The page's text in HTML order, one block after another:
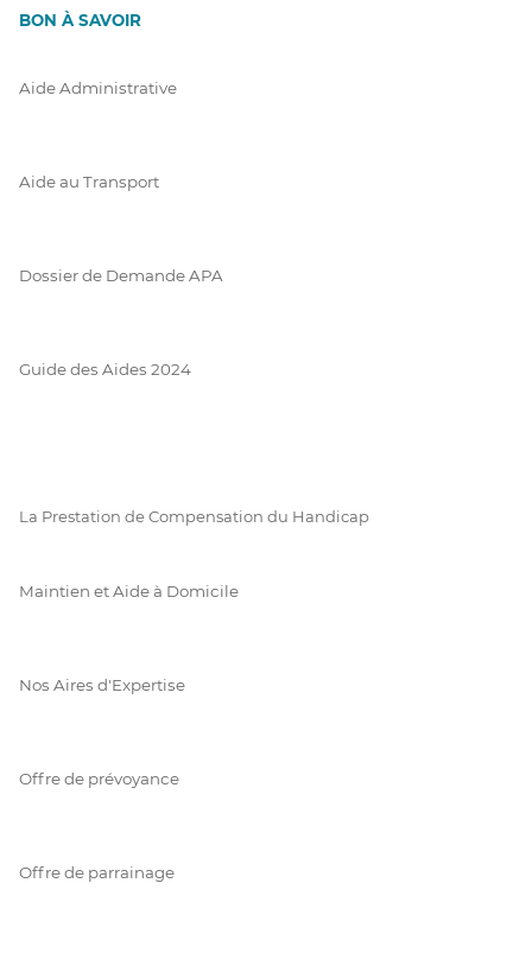
BON À SAVOIR
Aide Administrative
Aide au Transport
Dossier de Demande APA
Guide des Aides 2024
La Prestation de Compensation du Handicap
Maintien et Aide à Domicile
Nos Aires d'Expertise
Offre de prévoyance
Offre de parrainage